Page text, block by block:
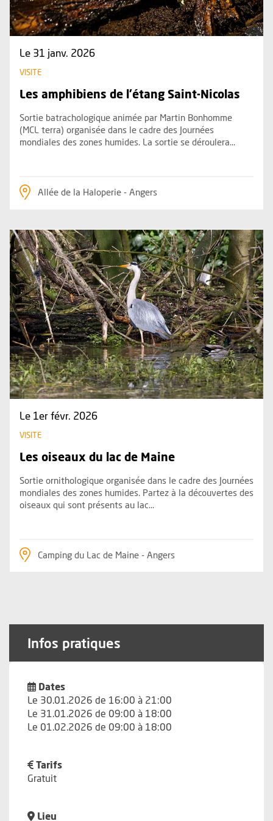
Le 31 janv. 2026
VISITE
Les amphibiens de l'étang Saint-Nicolas
Sortie batrachologique animée par Martin Bonhomme
(MCL terra) organisée dans le cadre des Journées
mondiales des zones humides. La sortie se déroulera...
Allée de la Haloperie - Angers
Le 1er févr. 2026
VISITE
Les oiseaux du lac de Maine
Sortie ornithologique organisée dans le cadre des Journées
mondiales des zones humides. Partez à la découvertes des
oiseaux qui sont présents au lac...
Camping du Lac de Maine - Angers
Plus d'information sur l'évènement : Les oiseaux du lac de
Infos pratiques
Dates
Le 30.01.2026 de 16:00 à 21:00
Le 31.01.2026 de 09:00 à 18:00
Le 01.02.2026 de 09:00 à 18:00
Tarifs
Gratuit
Lieu